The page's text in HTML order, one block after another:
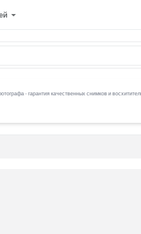
- гарантия качественных снимков и